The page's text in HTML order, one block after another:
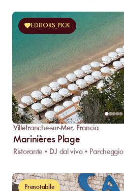
EDITORS_PICK
Villefranche-sur-Mer, Francia
Marinières Plage
Ristorante • DJ dal vivo • Parcheggio
Prenotabile